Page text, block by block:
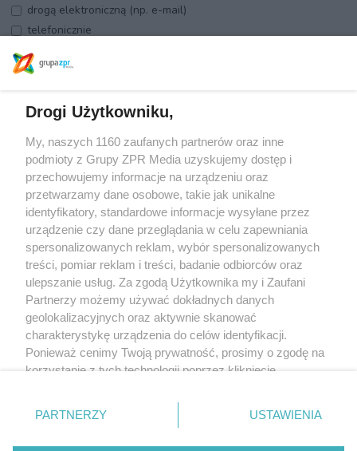
drogą elektroniczną (np. e-mail)
telefonicznie
Mam świadomość swojego prawa do odwołania zgody w każdym
czasie, wysyłając e-mail na adres
DANYCH OSOBOWYCH
Administratorem Twoich danych jest TIME S.A. z siedzibą w
Warszawie przy ul. Jubilerskiej 10, 04-190 Warszawa. Cele
przetwarzania to realizacja usługi, podpisanie umowy oraz
marketing własny TIME S.A., jeżeli wyraziłeś na to zgodę.
Podstawami prawnymi przetwarzania są umowa sprzedaży/
świadczenia usług oraz nasz prawnie uzasadniony interes.
Odbiorcami danych są podmioty przetwarzające dane osobowe w
naszym imieniu. Twoje prawa związane z przetwarzaniem danych:
prawo sprzeciwu wobec przetwarzania danych w celach
marketingowych, prawo dostępu do danych i inne prawa, o których
mowa w szczegółowych informacjach o przetwarzaniu danych
osobowych dostępnychTUTAJ
Drogi Użytkowniku,
My, naszych 1160 zaufanych partnerów oraz inne
podmioty z Grupy ZPR Media uzyskujemy dostęp i
przechowujemy informacje na urządzeniu oraz
przetwarzamy dane osobowe, takie jak unikalne
identyfikatory, standardowe informacje wysyłane przez
urządzenie czy dane przeglądania w celu zapewniania
spersonalizowanych reklam, wybór spersonalizowanych
treści, pomiar reklam i treści, badanie odbiorców oraz
ulepszanie usług. Za zgodą Użytkownika my i Zaufani
Partnerzy możemy używać dokładnych danych
geolokalizacyjnych oraz aktywnie skanować
charakterystykę urządzenia do celów identyfikacji.
Ponieważ cenimy Twoją prywatność, prosimy o zgodę na
korzystanie z tych technologii poprzez kliknięcie
zmienić/wycofać klikając przycisk ustawień prywatności
znajdujący się w lewym dolnym rogu strony
rodzaje przetwarzania danych nie wymagają zgody
PARTNERZY USTAWIENIA